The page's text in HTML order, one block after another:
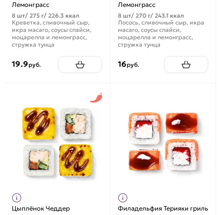
Лемонграсс
8 шт/ 275 г/ 226.3 ккал
Креветка, сливочный сыр,
икра масаго, соусы спайси,
моцарелла и лемонграсс,
стружка тунца
19.9руб.
Лемонграсс
8 шт/ 270 г/ 243.1 ккал
Лосось, сливочный сыр, икра
масаго, соусы спайси,
моцарелла и лемонграсс,
стружка тунца
16руб.
Цыплёнок Чеддер Филадельфия Терияки гриль